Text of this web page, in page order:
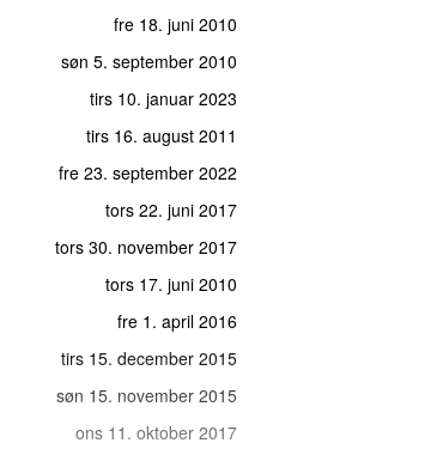
fre 18. juni 2010
søn 5. september 2010
tirs 10. januar 2023
tirs 16. august 2011
fre 23. september 2022
tors 22. juni 2017
tors 30. november 2017
tors 17. juni 2010
fre 1. april 2016
tirs 15. december 2015
søn 15. november 2015
ons 11. oktober 2017